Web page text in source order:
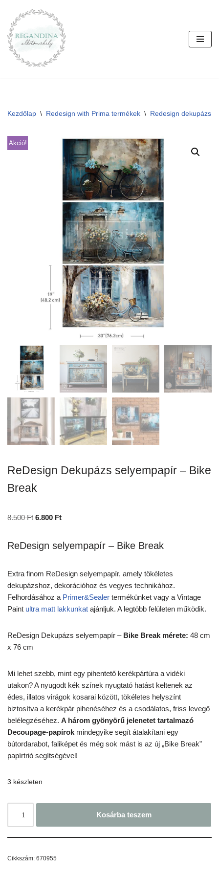
Skip
to
content
Kezdőlap \ Redesign with Prima termékek \ Redesign dekupázs
Akció!
ReDesign Dekupázs selyempapír – Bike
Break
8.500Ft 6.800 Ft
ReDesign selyempapír – Bike Break
Extra finom ReDesign selyempapír, amely tökéletes
dekupázshoz, dekorációhoz és vegyes technikához.
Felhordásához a Primer&Sealer termékünket vagy a Vintage
Paint ultra matt lakkunkat ajánljuk. A legtöbb felületen működik.
ReDesign Dekupázs selyempapír – Bike Break mérete: 48 cm
x 76 cm
Mi lehet szebb, mint egy pihentető kerékpártúra a vidéki
utakon? A nyugodt kék színek nyugtató hatást keltenek az
édes, illatos virágok kosarai között, tökéletes helyszínt
biztosítva a kerékpár pihenéséhez és a csodálatos, friss levegő
belélegzéséhez. A három gyönyörű jelenetet tartalmazó
Decoupage-papírok mindegyike segít átalakítani egy
bútordarabot, faliképet és még sok mást is az új „Bike Break”
papírtrió segítségével!
3 készleten
Kosárba teszem
Cikkszám: 670955